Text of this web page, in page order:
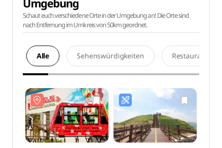
Umgebung
Schaut euch verschiedene Orte in der Umgebung an! Die Orte sind
nach Entfernung im Umkreis von 50km geordnet.
Alle Sehenswürdigkeiten Restaurants